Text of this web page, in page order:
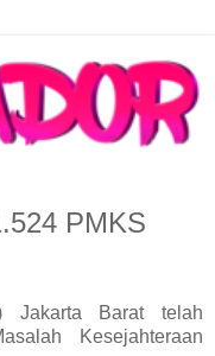
PMKS
Jakarta Barat telah
Kesejahteraan